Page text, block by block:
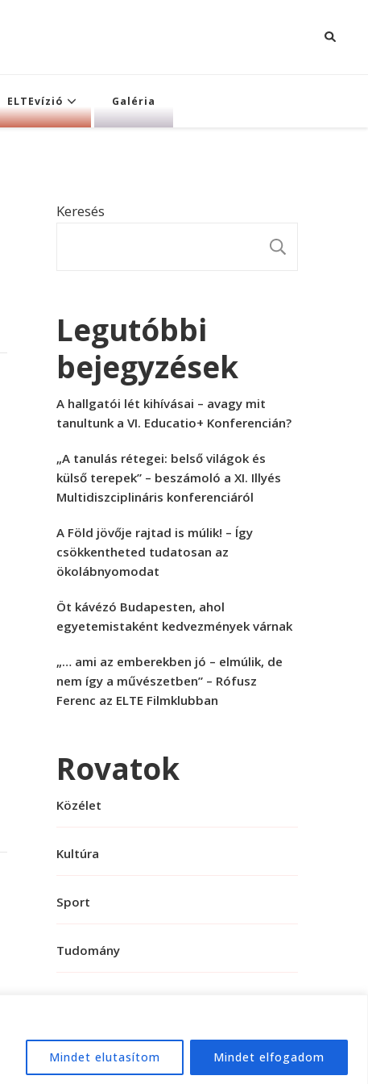
Mindet elutasítom Mindet elfogadom
ELTEvízió Galéria
Keresés
Legutóbbi
bejegyzések
A hallgatói lét kihívásai – avagy mit
tanultunk a VI. Educatio+ Konferencián?
„A tanulás rétegei: belső világok és
külső terepek” – beszámoló a XI. Illyés
Multidiszciplináris konferenciáról
A Föld jövője rajtad is múlik! – Így
csökkentheted tudatosan az
ökolábnyomodat
Öt kávézó Budapesten, ahol
egyetemistaként kedvezmények várnak
„… ami az emberekben jó – elmúlik, de
nem így a művészetben” – Rófusz
Ferenc az ELTE Filmklubban
Rovatok
Közélet
Kultúra
Sport
Tudomány
WordPress.